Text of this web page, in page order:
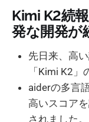
Kimi K2続
発な開発が
先日来、高
「Kimi K2」
aiderの多言
高いスコア
されました。